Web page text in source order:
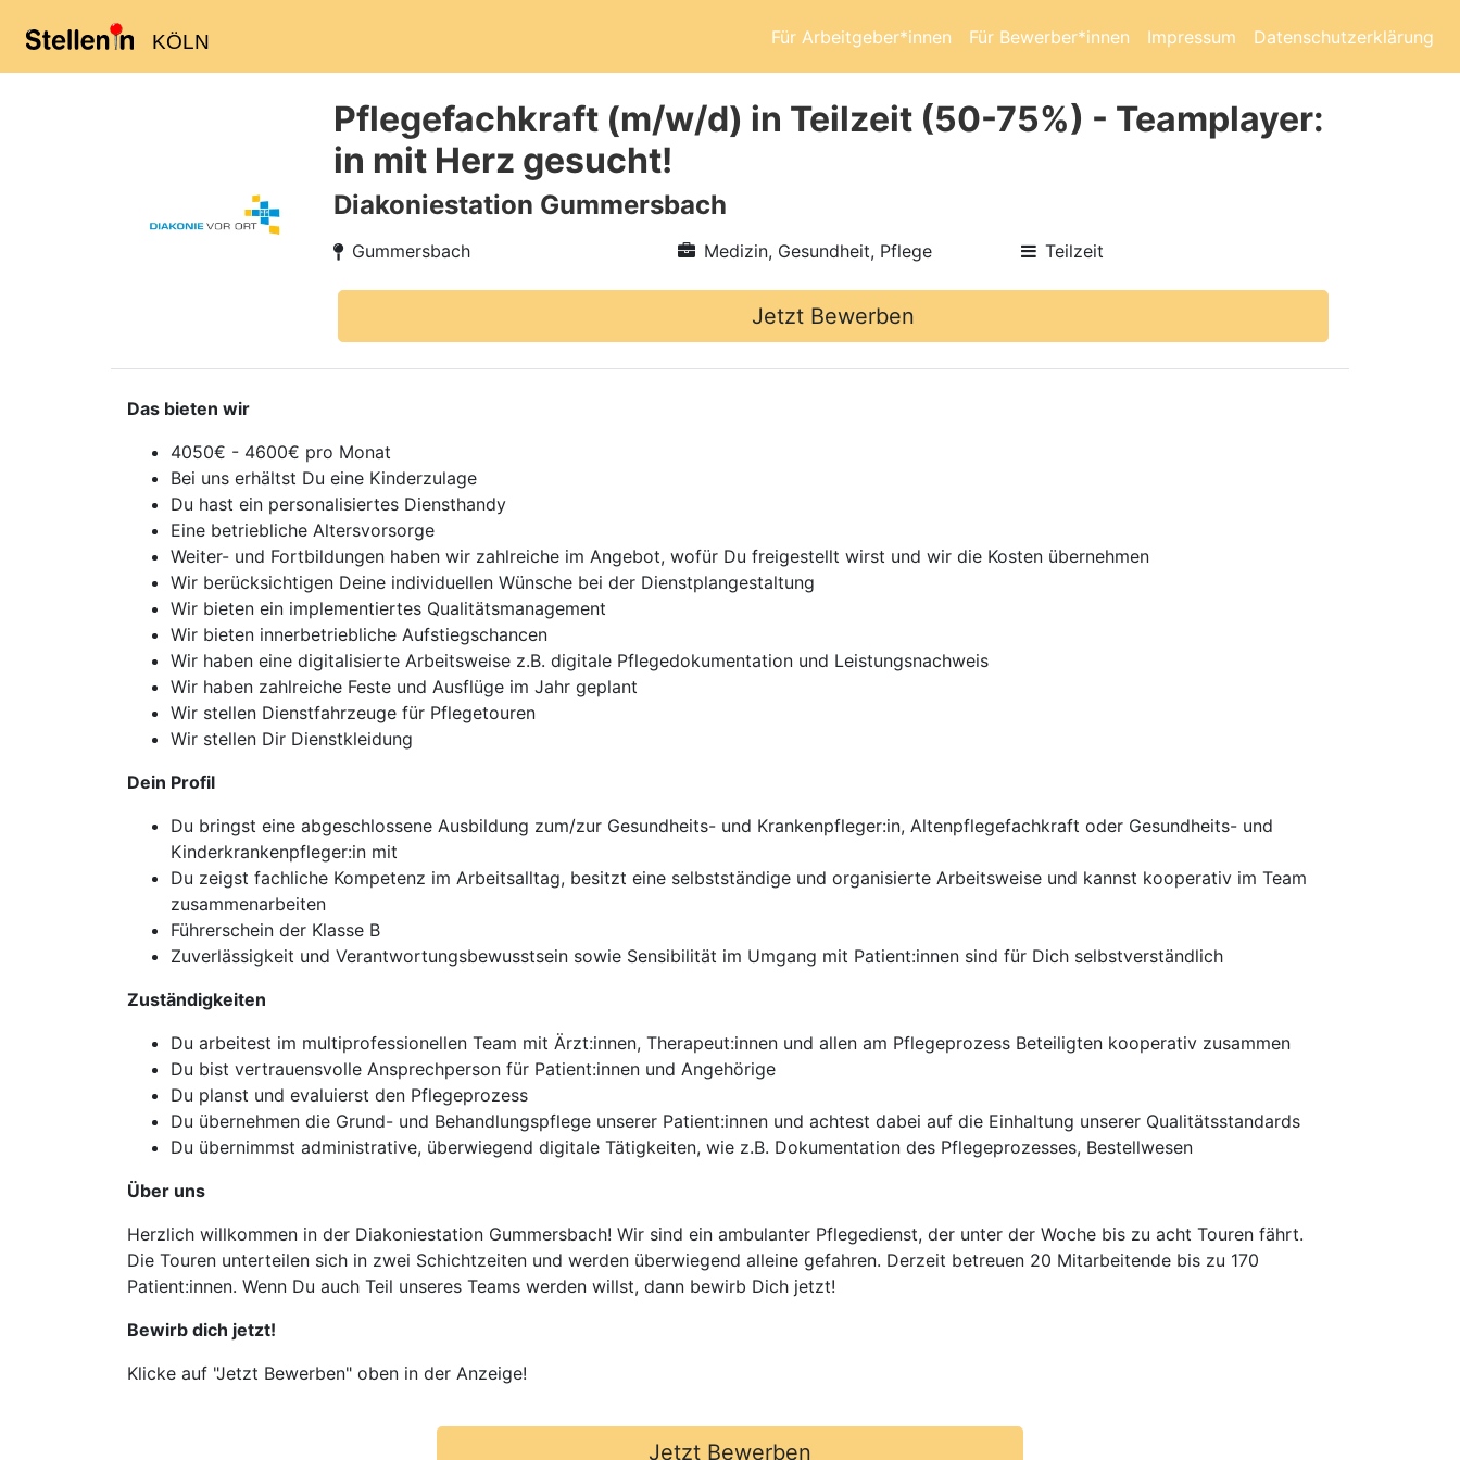
KÖLN Für Arbeitgeber*innen Für Bewerber*innen Impressum Datenschutzerklärung
Pflegefachkraft (m/w/d) in Teilzeit (50-75%) - Teamplayer:
in mit Herz gesucht!
Diakoniestation Gummersbach
Gummersbach Medizin, Gesundheit, Pflege Teilzeit
Jetzt Bewerben
Das bieten wir
4050€ - 4600€ pro Monat
Bei uns erhältst Du eine Kinderzulage
Du hast ein personalisiertes Diensthandy
Eine betriebliche Altersvorsorge
Weiter- und Fortbildungen haben wir zahlreiche im Angebot, wofür Du freigestellt wirst und wir die Kosten übernehmen
Wir berücksichtigen Deine individuellen Wünsche bei der Dienstplangestaltung
Wir bieten ein implementiertes Qualitätsmanagement
Wir bieten innerbetriebliche Aufstiegschancen
Wir haben eine digitalisierte Arbeitsweise z.B. digitale Pflegedokumentation und Leistungsnachweis
Wir haben zahlreiche Feste und Ausflüge im Jahr geplant
Wir stellen Dienstfahrzeuge für Pflegetouren
Wir stellen Dir Dienstkleidung
Dein Profil
Du bringst eine abgeschlossene Ausbildung zum/zur Gesundheits- und Krankenpfleger:in, Altenpflegefachkraft oder Gesundheits- und
Kinderkrankenpfleger:in mit
Du zeigst fachliche Kompetenz im Arbeitsalltag, besitzt eine selbstständige und organisierte Arbeitsweise und kannst kooperativ im Team
zusammenarbeiten
Führerschein der Klasse B
Zuverlässigkeit und Verantwortungsbewusstsein sowie Sensibilität im Umgang mit Patient:innen sind für Dich selbstverständlich
Zuständigkeiten
Du arbeitest im multiprofessionellen Team mit Ärzt:innen, Therapeut:innen und allen am Pflegeprozess Beteiligten kooperativ zusammen
Du bist vertrauensvolle Ansprechperson für Patient:innen und Angehörige
Du planst und evaluierst den Pflegeprozess
Du übernehmen die Grund- und Behandlungspflege unserer Patient:innen und achtest dabei auf die Einhaltung unserer Qualitätsstandards
Du übernimmst administrative, überwiegend digitale Tätigkeiten, wie z.B. Dokumentation des Pflegeprozesses, Bestellwesen
Über uns
Herzlich willkommen in der Diakoniestation Gummersbach! Wir sind ein ambulanter Pflegedienst, der unter der Woche bis zu acht Touren fährt.
Die Touren unterteilen sich in zwei Schichtzeiten und werden überwiegend alleine gefahren. Derzeit betreuen 20 Mitarbeitende bis zu 170
Patient:innen. Wenn Du auch Teil unseres Teams werden willst, dann bewirb Dich jetzt!
Bewirb dich jetzt!
Klicke auf "Jetzt Bewerben" oben in der Anzeige!
Jetzt Bewerben